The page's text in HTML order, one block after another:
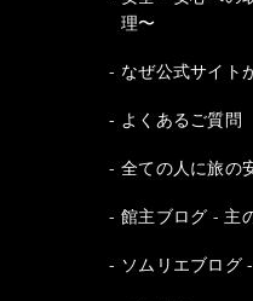
理〜
なぜ公式サイト
よくあるご質問
全ての人に旅の
館主ブログ - 主
ソムリエブログ